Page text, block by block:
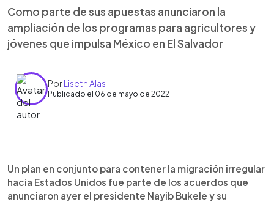
Como parte de sus apuestas anunciaron la
ampliación de los programas para agricultores y
jóvenes que impulsa México en El Salvador
PorLiseth Alas
Publicado el 06 de mayo de 2022
Escuchar artículo
Un plan en conjunto para contener la migración irregular
hacia Estados Unidos fue parte de los acuerdos que
anunciaron ayer el presidente Nayib Bukele y su